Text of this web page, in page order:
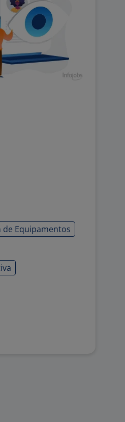
Equipamentos